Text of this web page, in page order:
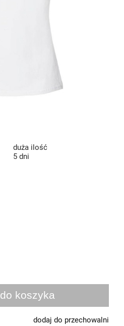
duża ilość
5 dni
do koszyka
dodaj do przechowalni